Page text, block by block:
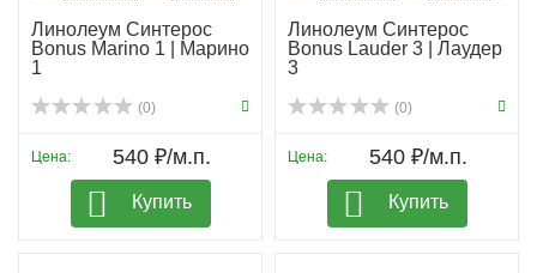
Линолеум Синтерос
Bonus Marino 1 | Марино
1
(0)
Цена: 540 ₽/м.п.
Купить
Линолеум Синтерос
Bonus Lauder 3 | Лаудер
3
(0)
Цена: 540 ₽/м.п.
Купить